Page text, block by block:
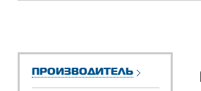
ПРОИЗВОДИТЕЛЬ